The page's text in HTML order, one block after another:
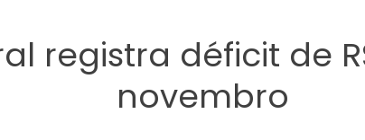
registra déficit de
novembro